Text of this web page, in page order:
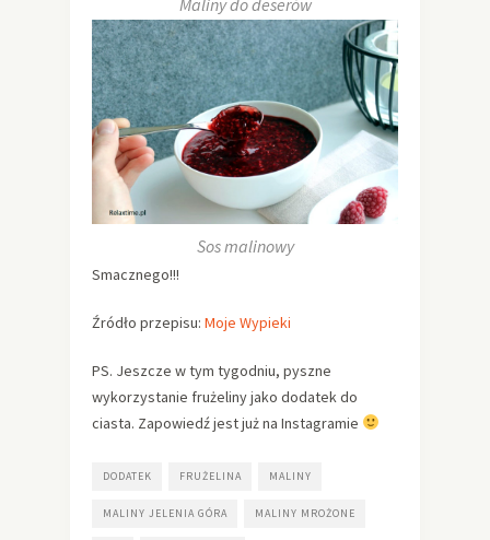
Sos malinowy
Smacznego!!!
Źródło przepisu: Moje Wypieki
PS. Jeszcze w tym tygodniu, pyszne
wykorzystanie frużeliny jako dodatek do
ciasta. Zapowiedź jest już na Instagramie
DODATEK FRUŻELINA MALINY
MALINY JELENIA GÓRA MALINY MROŻONE